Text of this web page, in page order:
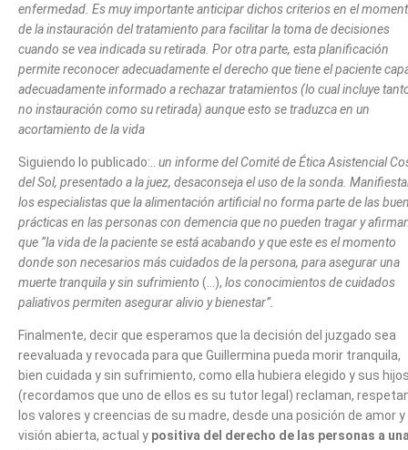
enfermedad. Es muy importante anticipar dichos criterios en el
de la instauración del tratamiento para facilitar la toma de decisiones
cuando se vea indicada su retirada. Por otra parte, esta planificación
permite reconocer adecuadamente el derecho que tiene el paciente
adecuadamente informado a rechazar tratamientos (lo cual incluye
no instauración como su retirada) aunque esto se traduzca en un
acortamiento de la vida
Siguiendo lo publicado:.. un informe delComité de Ética Asistencial
del Sol, presentado a la juez, desaconseja el uso de la sonda.
los especialistas que la alimentación artificial no forma parte de las
prácticas en las personas con demencia que no pueden tragar y
que “la vida de la paciente se está acabando y que este es el momento
donde son necesarios más cuidados de la persona, para asegurar una
muerte tranquila y sin sufrimiento (…), los conocimientos de cuidados
paliativos permiten asegurar alivio y bienestar”.
Finalmente, decir que esperamos que la decisión del juzgado sea
reevaluada y revocada para que Guillermina pueda morir tranquila,
bien cuidada y sin sufrimiento, como ella hubiera elegido y sus
(recordamos que uno de ellos es su tutor legal) reclaman,
los valores y creencias de su madre, desde una posición de amor y
visión abierta, actual y positiva del derecho de las personas a